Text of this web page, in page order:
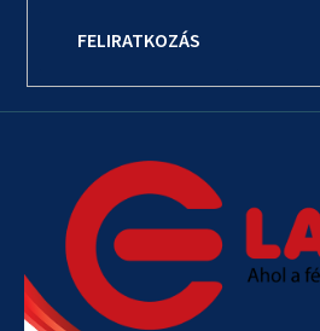
FELIRATKOZÁS